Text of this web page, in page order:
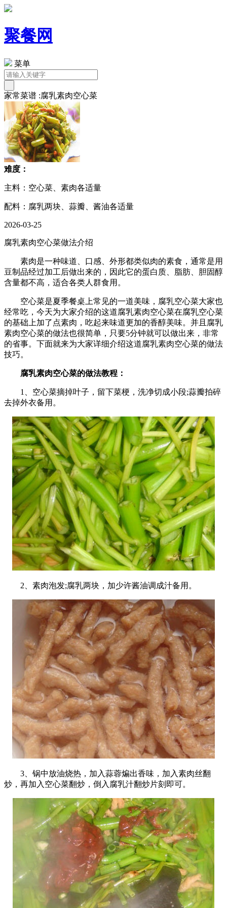
聚餐网
菜单
家常菜谱 :腐乳素肉空心菜
难度：
主料：空心菜、素肉各适量
配料：腐乳两块、蒜瓣、酱油各适量
2026-03-25
腐乳素肉空心菜做法介绍
素肉是一种味道、口感、外形都类似肉的素食，通常是用
豆制品经过加工后做出来的，因此它的蛋白质、脂肪、胆固醇
含量都不高，适合各类人群食用。
空心菜是夏季餐桌上常见的一道美味，腐乳空心菜大家也
经常吃，今天为大家介绍的这道腐乳素肉空心菜在腐乳空心菜
的基础上加了点素肉，吃起来味道更加的香醇美味。并且腐乳
素肉空心菜的做法也很简单，只要5分钟就可以做出来，非常
的省事。下面就来为大家详细介绍这道腐乳素肉空心菜的做法
技巧。
腐乳素肉空心菜的做法教程：
1、空心菜摘掉叶子，留下菜梗，洗净切成小段;蒜瓣拍碎
去掉外衣备用。
2、素肉泡发;腐乳两块，加少许酱油调成汁备用。
3、锅中放油烧热，加入蒜蓉煸出香味，加入素肉丝翻
炒，再加入空心菜翻炒，倒入腐乳汁翻炒片刻即可。